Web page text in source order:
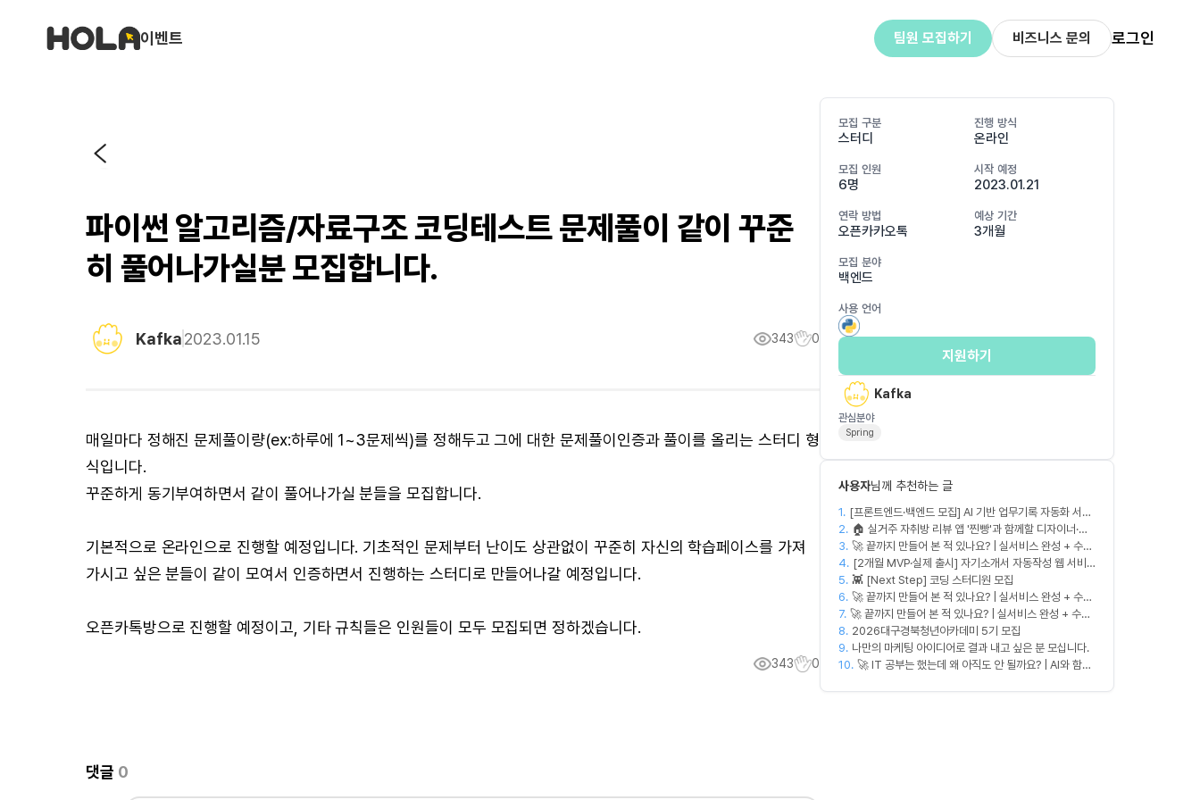
이벤트 팀원 모집하기 비즈니스 문의 로그인
파이썬 알고리즘/자료구조 코딩테스트 문제풀이 같이 꾸준
히 풀어나가실분 모집합니다.
Kafka2023.01.15 343 0
매일마다 정해진 문제풀이량(ex:하루에 1~3문제씩)를 정해두고 그에 대한 문제풀이인증과 풀이를 올리는 스터디 형
식입니다.
꾸준하게 동기부여하면서 같이 풀어나가실 분들을 모집합니다.
기본적으로 온라인으로 진행할 예정입니다. 기초적인 문제부터 난이도 상관없이 꾸준히 자신의 학습페이스를 가져
가시고 싶은 분들이 같이 모여서 인증하면서 진행하는 스터디로 만들어나갈 예정입니다.
오픈카톡방으로 진행할 예정이고, 기타 규칙들은 인원들이 모두 모집되면 정하겠습니다.
343 0
댓글 0
모집 구분
스터디
진행 방식
온라인
모집 인원
6명
시작 예정
2023.01.21
연락 방법
오픈카카오톡
예상 기간
3개월
모집 분야
백엔드
사용 언어
지원하기
Kafka
관심분야
Spring
사용자님께 추천하는 글
1. [프론트엔드·백엔드 모집] AI 기반 업무기록 자동화 서비
스 MVP 개발
2. 🏠 실거주 자취방 리뷰 앱 '찐빵'과 함께할 디자이너·마
케터를 모십니다
3. 🚀 끝까지 만들어 본 적 있나요? | 실서비스 완성 + 수익
창출 모임 💰
4. [2개월 MVP·실제 출시] 자기소개서 자동작성 웹 서비
스 디자이너·프론트엔드·백엔드·AI 엔지니어 모집
5. 👾 [Next Step] 코딩 스터디원 모집
6. 🚀 끝까지 만들어 본 적 있나요? | 실서비스 완성 + 수익
창출 모임 💰
7. 🚀 끝까지 만들어 본 적 있나요? | 실서비스 완성 + 수익
창출 모임 💰
8. 2026대구경북청년아카데미 5기 모집
9. 나만의 마케팅 아이디어로 결과 내고 싶은 분 모십니다.
10. 🚀 IT 공부는 했는데 왜 아직도 안 될까요? | AI와 함께